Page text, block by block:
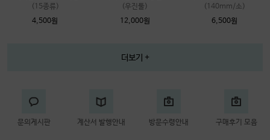
(15종류)
4,500원
(우진툴)
12,000원
(140mm/소)
6,500원
더보기 +
문의게시판 계산서 발행안내 방문수령안내 구매후기 모음